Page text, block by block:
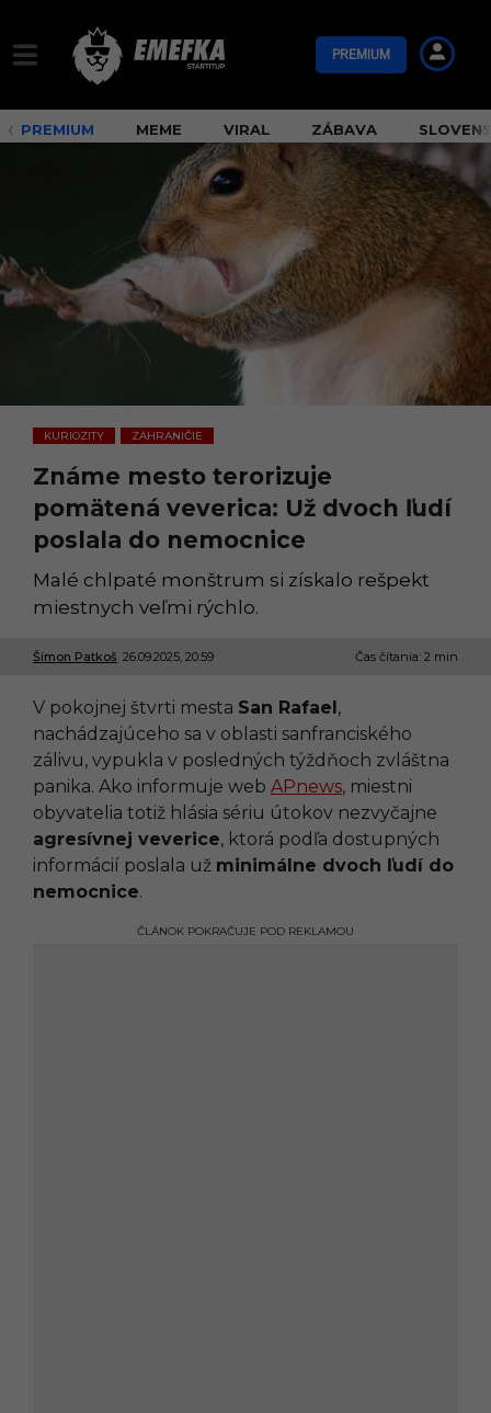
PREMIUM
PREMIUM MEME VIRAL ZÁBAVA
KURIOZITY
,
ZAHRANIČIE
Známe mesto terorizuje
pomätená veverica: Už dvoch ľudí
poslala do nemocnice
Malé chlpaté monštrum si získalo rešpekt
miestnych veľmi rýchlo.
Šimon Patkoš 26.09.2025, 20:59
2
9
2
0
2
5
,
1
3
:
4
Čas čítania: 2 min
V pokojnej štvrti mesta San Rafael,
nachádzajúceho sa v oblasti sanfranciského
zálivu, vypukla v posledných týždňoch zvláštna
panika. Ako informuje web APnews, miestni
obyvatelia totiž hlásia sériu útokov nezvyčajne
agresívnej veverice, ktorá podľa dostupných
informácií poslala už minimálne dvoch ľudí do
nemocnice.
ČLÁNOK POKRAČUJE POD REKLAMOU